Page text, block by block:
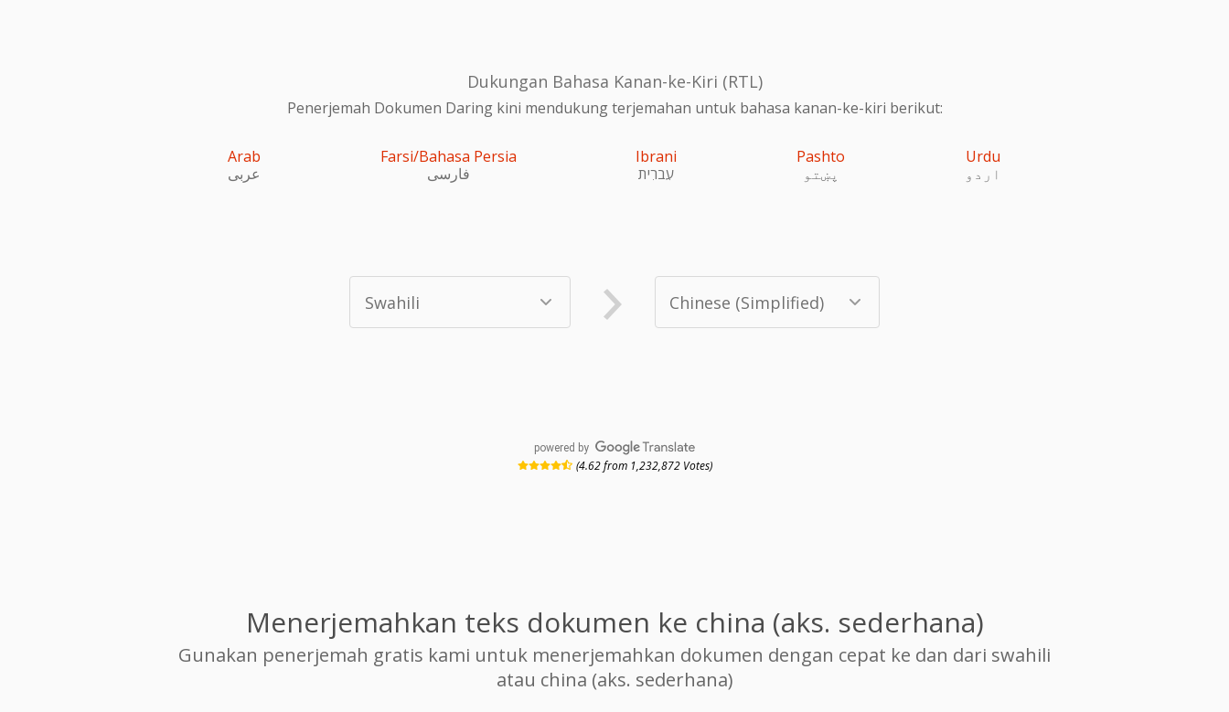
Dukungan Bahasa Kanan-ke-Kiri (RTL)
Penerjemah Dokumen Daring kini mendukung terjemahan untuk bahasa kanan-ke-kiri berikut:
Arab
عربى
Farsi/Bahasa Persia
فارسی
Ibrani
עִברִית
Pashto
پښتو
Urdu
اردو
powered by
(4.62 from 1,232,872 Votes)
Menerjemahkan teks dokumen ke china (aks. sederhana)
Gunakan penerjemah gratis kami untuk menerjemahkan dokumen dengan cepat ke dan dari swahili
atau china (aks. sederhana)